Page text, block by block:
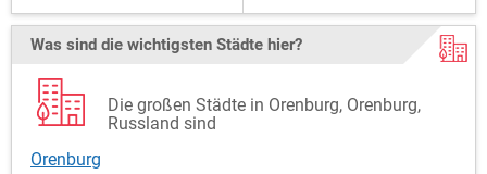
Was sind die wichtigsten Städte hier?
Die großen Städte in Orenburg, Orenburg,
Russland sind
Orenburg